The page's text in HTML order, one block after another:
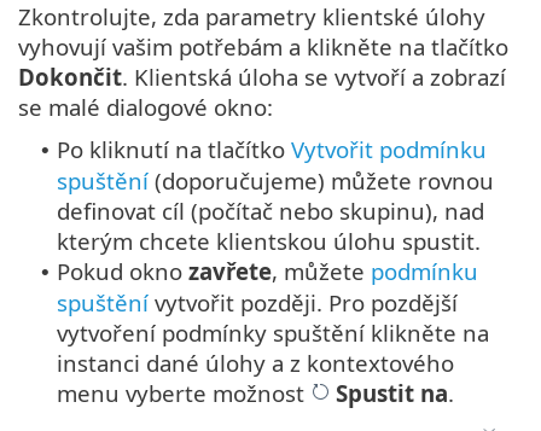
Zkontrolujte, zda parametry klientské úlohy
vyhovují vašim potřebám a klikněte na tlačítko
Dokončit. Klientská úloha se vytvoří a zobrazí
se malé dialogové okno:
• Po kliknutí na tlačítko Vytvořit podmínku
spuštění (doporučujeme) můžete rovnou
definovat cíl (počítač nebo skupinu), nad
kterým chcete klientskou úlohu spustit.
• Pokud okno zavřete, můžete podmínku
spuštění vytvořit později. Pro pozdější
vytvoření podmínky spuštění klikněte na
instanci dané úlohy a z kontextového
menu vyberte možnost
Spustit na.